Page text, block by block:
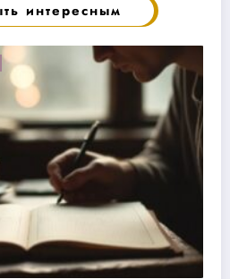
интересным
БЕЗ РУБРИКИ МЫСЛИ